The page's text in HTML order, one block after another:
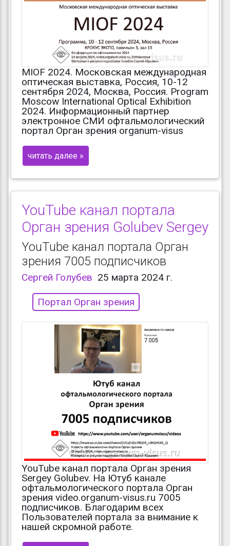
MIOF 2024. Московская международная
оптическая выставка, Россия, 10-12
сентября 2024, Москва, Россия. Program
Moscow International Optical Exhibition
2024. Информационный партнер
электронное СМИ офтальмологический
портал Орган зрения organum-visus
читать далее »
YouTube канал портала
Орган зрения Golubev Sergey
YouTube канал портала Орган
зрения 7005 подписчиков
Сергей Голубев 25 марта 2024 г.
Портал Орган зрения
YouTube канал портала Орган зрения
Sergey Golubev. На Ютуб канале
офтальмологического портала Орган
зрения video.organum-visus.ru 7005
подписчиков. Благодарим всех
Пользователей портала за внимание к
нашей скромной работе.